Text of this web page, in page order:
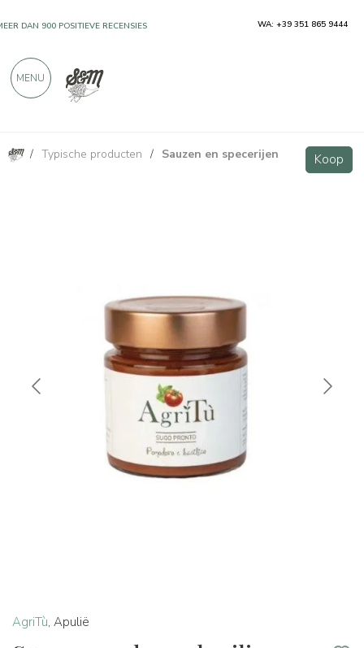
/ Typische producten / Sauzen en specerijen Koop
AgriTù, Apulië
Sugo pomodoro e basilico 200g - AgriTù Koop
DAN 900 POSITIEVE RECENSIES WA: +39 351 865 9444
MENU